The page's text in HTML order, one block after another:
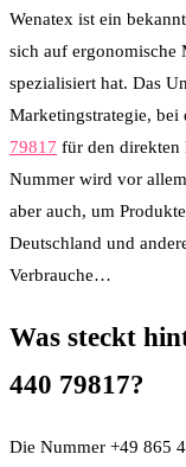
Wenatex ist ein
sich auf ergonomische
spezialisiert hat. Das
Marketingstrategie, bei
79817 für den direkten
Nummer wird vor
aber auch, um
Deutschland und
Verbrauche…
Was steckt
440 79817?
Die Nummer +49 865